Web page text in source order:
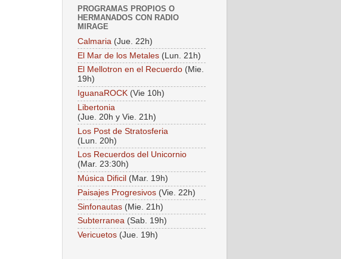
PROGRAMAS PROPIOS O
HERMANADOS CON RADIO
MIRAGE
Calmaria (Jue. 22h)
El Mar de los Metales (Lun. 21h)
El Mellotron en el Recuerdo (Mie.
19h)
IguanaROCK (Vie 10h)
Libertonia
(Jue. 20h y Vie. 21h)
Los Post de Stratosferia
(Lun. 20h)
Los Recuerdos del Unicornio
(Mar. 23:30h)
Música Dificil (Mar. 19h)
Paisajes Progresivos (Vie. 22h)
Sinfonautas (Mie. 21h)
Subterranea (Sab. 19h)
Vericuetos (Jue. 19h)